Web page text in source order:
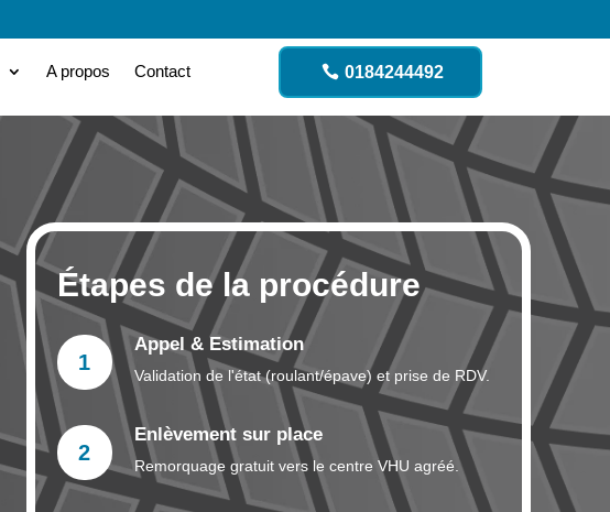
A propos Contact 0184244492
Étapes de la procédure
1
Appel & Estimation
Validation de l'état (roulant/épave) et prise de RDV.
2
Enlèvement sur place
Remorquage gratuit vers le centre VHU agréé.